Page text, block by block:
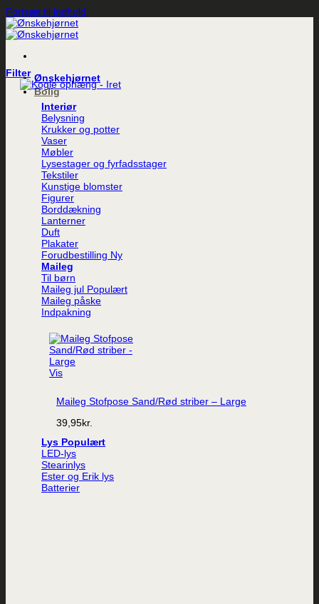
Fortsæt til indhold
Ønskehjørnet
Bolig
Interiør
Belysning
Krukker og potter
Vaser
Møbler
Lysestager og fyrfadsstager
Tekstiler
Kunstige blomster
Figurer
Borddækning
Lanterner
Duft
Plakater
Forudbestilling
Maileg
Til børn
Maileg jul
Maileg påske
Indpakning
Vis
Maileg Stofpose Sand/Rød striber – Large
39,95kr.
Lys
LED-lys
Stearinlys
Ester og Erik lys
Batterier
Filter